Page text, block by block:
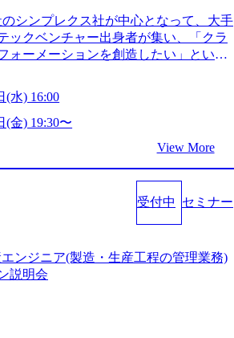
シンプレクス社が中心となって、大手
ックベンチャー出身者が集い、「クラ
ォーメーションを創造したい」という
ってFintech業界を中心に最先端テクノ
ウを活かしつつ、あらゆる業種・業
するために、戦略策定、組織改革、
ィングファーム） 社名の由来は”DXエ
ないでは金融以外の領域にX（クロ
が強い企業として認知されていたが、
事業を始め、パブリック、製造業、
のあるファーム。 ワンプール制では
方でも幅広に経験を積みたい方でも、
storage.googleapis.com/our-vision-pr
our-vision-production.appspot.com/pu
(水) 16:00
(金) 19:30〜
View More
受付中 セミナー
ンジニア(製造・生産工程の管理業務)
説明会